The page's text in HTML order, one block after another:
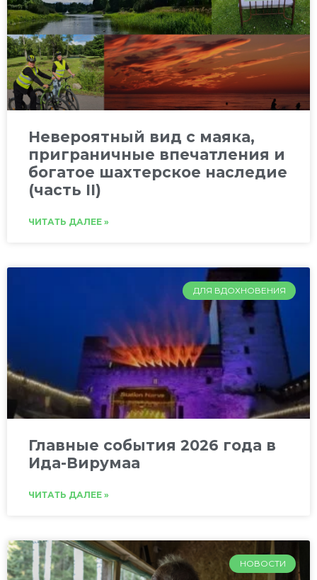
Невероятный вид с маяка,
приграничные впечатления и
богатое шахтерское наследие
(часть II)
ЧИТАТЬ ДАЛЕЕ »
ДЛЯ ВДОХНОВЕНИЯ
Главные события 2026 года в
Ида-Вирумаа
ЧИТАТЬ ДАЛЕЕ »
НОВОСТИ